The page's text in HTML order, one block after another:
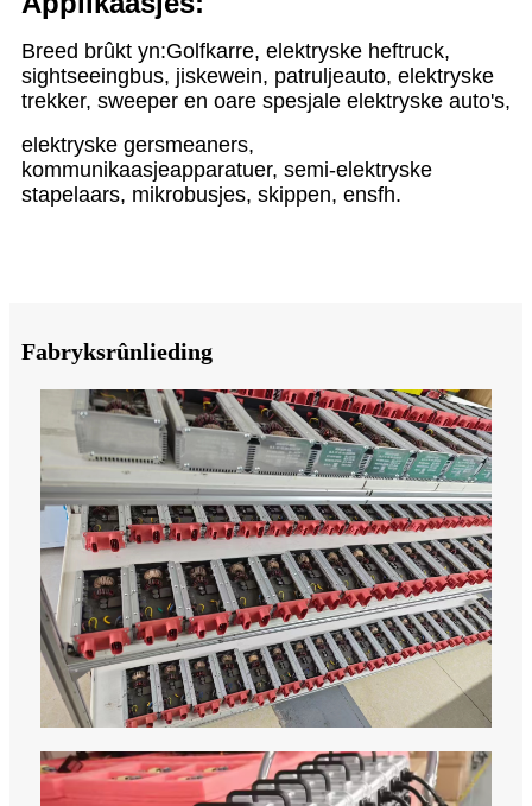
Breed brûkt yn:Golfkarre, elektryske heftruck,
sightseeingbus, jiskewein, patruljeauto, elektryske
trekker, sweeper en oare spesjale elektryske auto's,
elektryske gersmeaners,
kommunikaasjeapparatuer, semi-elektryske
stapelaars, mikrobusjes, skippen, ensfh.
Fabryksrûnlieding